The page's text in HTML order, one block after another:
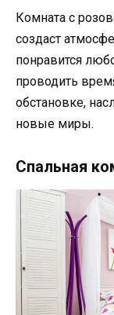
Комната с
создаст
понравится
проводить
обстановке,
новые миры.
Спальная